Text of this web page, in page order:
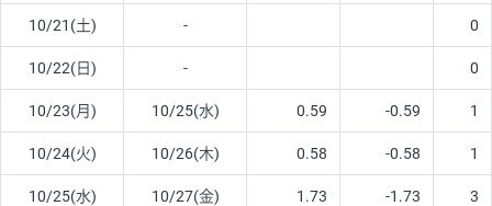
10/21(土) - 0
10/22(日) - 0
10/23(月) 10/25(水) 0.59 -0.59 1
10/24(火) 10/26(木) 0.58 -0.58 1
10/25(水) 10/27(金) 1.73 -1.73 3